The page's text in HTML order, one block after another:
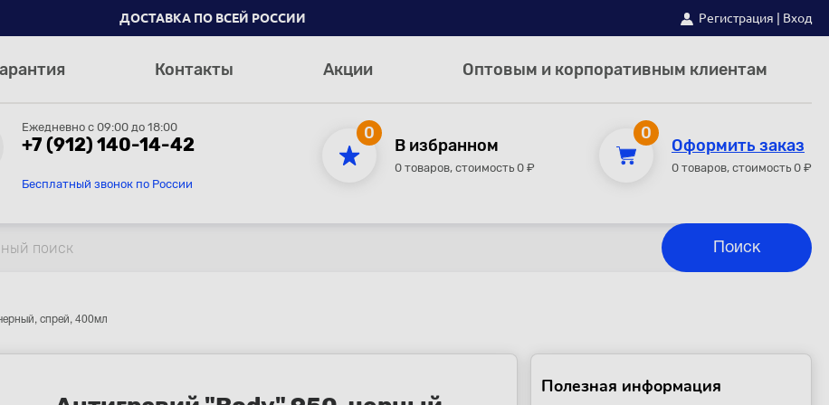
ДОСТАВКА ПО ВСЕЙ РОССИИ Регистрация Вход
Контакты Акции Оптовым и корпоративным клиентам
Ежедневно с 09:00 до 18:00
+7 (912) 140-14-42
Бесплатный звонок по России
0
В избранном
0 товаров, стоимость 0 ₽
0
Оформить заказ
0 товаров, стоимость 0 ₽
спрей, 400мл
Полезная информация